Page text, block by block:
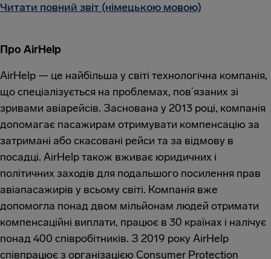
Читати повний звіт (німецькою мовою)
Про AirHelp
AirHelp — це найбільша у світі технологічна компанія,
що спеціалізується на проблемах, пов’язаних зі
зривами авіарейсів. Заснована у 2013 році, компанія
допомагає пасажирам отримувати компенсацію за
затримані або скасовані рейси та за відмову в
посадці. AirHelp також вживає юридичних і
політичних заходів для подальшого посилення прав
авіапасажирів у всьому світі. Компанія вже
допомогла понад двом мільйонам людей отримати
компенсаційні виплати, працює в 30 країнах і налічує
понад 400 співробітників. З 2019 року AirHelp
співпрацює з організацією Consumer Protection